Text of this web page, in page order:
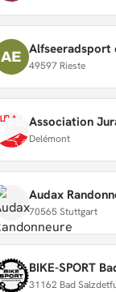
AE Alfseeradsport
49597 Rieste
Association
Delémont
Audax
70565 Stuttgart
BIKE-SPORT
31162 Bad